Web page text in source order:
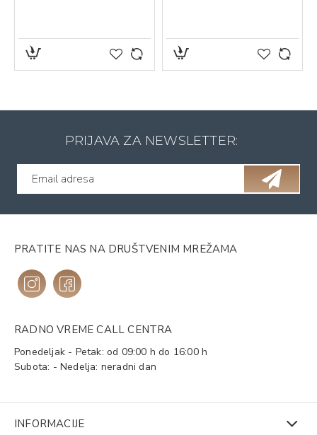
PRIJAVA ZA NEWSLETTER:
PRATITE NAS NA DRUŠTVENIM MREŽAMA
RADNO VREME CALL CENTRA
Ponedeljak - Petak: od 09:00 h do 16:00 h
Subota: - Nedelja: neradni dan
INFORMACIJE